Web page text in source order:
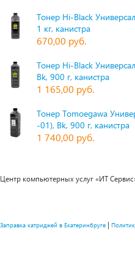
Тонер Hi-Black
1 кг, канистра
670,00 руб.
Тонер Hi-Black
Bk, 900 г, канистра
1 165,00 руб.
Тонер Tomoegawa
-01), Bk, 900 г, канистра
1 740,00 руб.
Центр компьютерных услуг «ИТ
Заправка катриджей в Екатеринбруге |